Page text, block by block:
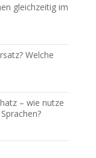
gleichzeitig im
Welche
– wie nutze